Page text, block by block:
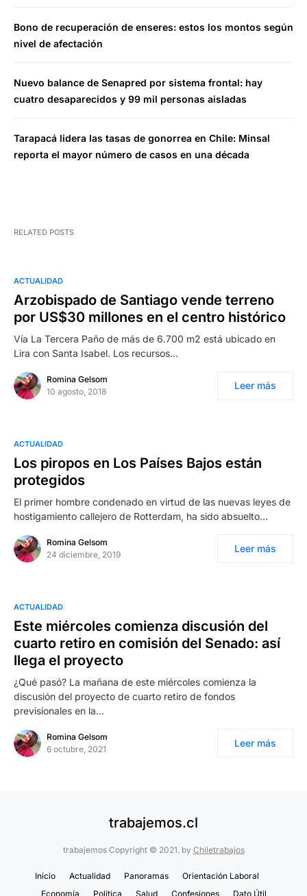
Bono de recuperación de enseres: estos los montos según
nivel de afectación
Nuevo balance de Senapred por sistema frontal: hay
cuatro desaparecidos y 99 mil personas aisladas
Tarapacá lidera las tasas de gonorrea en Chile: Minsal
reporta el mayor número de casos en una década
RELATED POSTS
ACTUALIDAD
Arzobispado de Santiago vende terreno
por US$30 millones en el centro histórico
Vía La Tercera Paño de más de 6.700 m2 está ubicado en
Lira con Santa Isabel. Los recursos…
Romina Gelsom
10 agosto, 2018
Leer más
ACTUALIDAD
Los piropos en Los Países Bajos están
protegidos
El primer hombre condenado en virtud de las nuevas leyes de
hostigamiento callejero de Rotterdam, ha sido absuelto…
Romina Gelsom
24 diciembre, 2019
Leer más
ACTUALIDAD
Este miércoles comienza discusión del
cuarto retiro en comisión del Senado: así
llega el proyecto
¿Qué pasó? La mañana de este miércoles comienza la
discusión del proyecto de cuarto retiro de fondos
previsionales en la…
Romina Gelsom
6 octubre, 2021
Leer más
trabajemos.cl
trabajemos Copyright © 2021. by Chiletrabajos
Inicio Actualidad Panoramas
Orientación Laboral
Economía
Política Salud Confesiones Dato Útil